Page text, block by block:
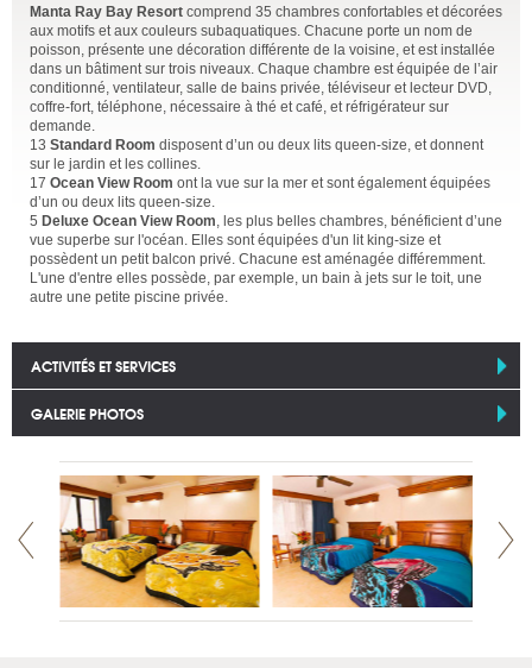
Manta Ray Bay Resort comprend 35 chambres confortables et décorées
aux motifs et aux couleurs subaquatiques. Chacune porte un nom de
poisson, présente une décoration différente de la voisine, et est installée
dans un bâtiment sur trois niveaux. Chaque chambre est équipée de l’air
conditionné, ventilateur, salle de bains privée, téléviseur et lecteur DVD,
coffre-fort, téléphone, nécessaire à thé et café, et réfrigérateur sur
demande.
13 Standard Room disposent d’un ou deux lits queen-size, et donnent
sur le jardin et les collines.
17 Ocean View Room ont la vue sur la mer et sont également équipées
d’un ou deux lits queen-size.
5 Deluxe Ocean View Room, les plus belles chambres, bénéficient d’une
vue superbe sur l'océan. Elles sont équipées d'un lit king-size et
possèdent un petit balcon privé. Chacune est aménagée différemment.
L'une d'entre elles possède, par exemple, un bain à jets sur le toit, une
autre une petite piscine privée.
ACTIVITÉS ET SERVICES
GALERIE PHOTOS